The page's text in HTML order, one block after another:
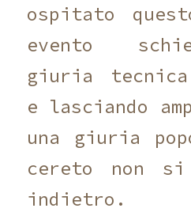
ospitato
evento
giuria tecnica
e lasciando
una giuria
cereto non
indietro.